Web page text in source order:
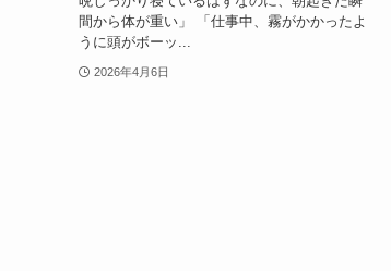
間から体が重い」 「仕事中、霧がかかったよ
うに頭がボーッ...
2026年4月6日